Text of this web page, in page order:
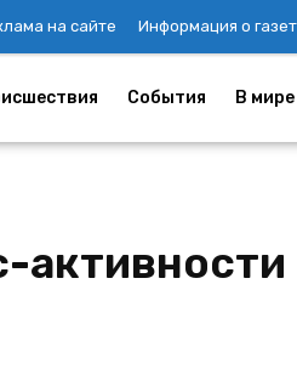
на сайте Информация о
События В мире